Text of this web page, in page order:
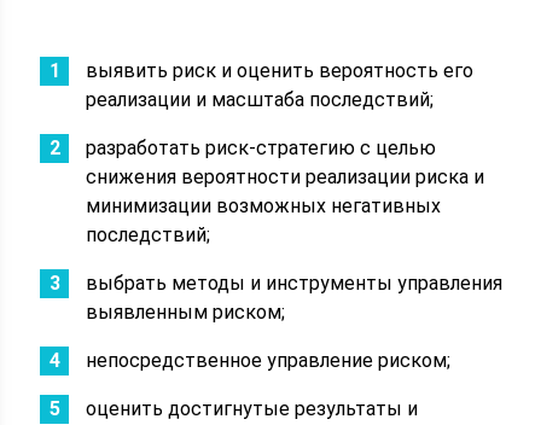
выявить риск и оценить вероятность его
реализации и масштаба последствий;
разработать риск-стратегию с целью
снижения вероятности реализации риска и
минимизации возможных негативных
последствий;
выбрать методы и инструменты управления
выявленным риском;
непосредственное управление риском;
оценить достигнутые результаты и